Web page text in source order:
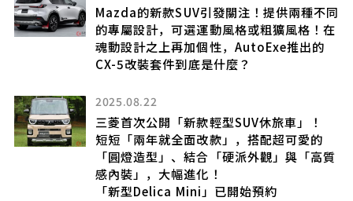
Mazda的新款SUV引發關注！提供兩種不同
的專屬設計，可選運動風格或粗獷風格！在
魂動設計之上再加個性，AutoExe推出的
CX-5改裝套件到底是什麼？
2025.08.22
三菱首次公開「新款輕型SUV休旅車」！
短短「兩年就全面改款」，搭配超可愛的
「圓燈造型」、結合「硬派外觀」與「高質
感內裝」，大幅進化！
「新型Delica Mini」已開始預約